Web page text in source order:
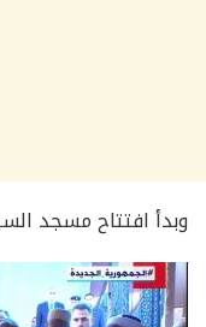
وبدأ افتتاح مسجد